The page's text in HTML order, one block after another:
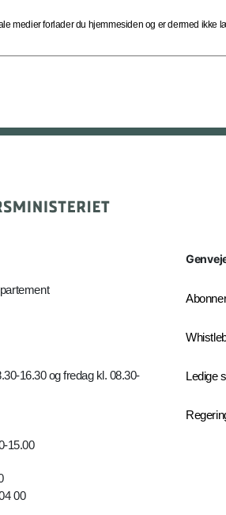
medier forlader du hjemmesiden og er dermed ikke
16.30 og fredag kl. 08.30-
15.00
00
Ledige